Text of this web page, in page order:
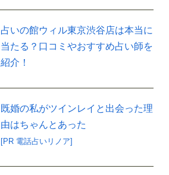
占いの館ウィル東京渋谷店は本当に
当たる？口コミやおすすめ占い師を
紹介！
既婚の私がツインレイと出会った理
由はちゃんとあった
[PR 電話占いリノア]